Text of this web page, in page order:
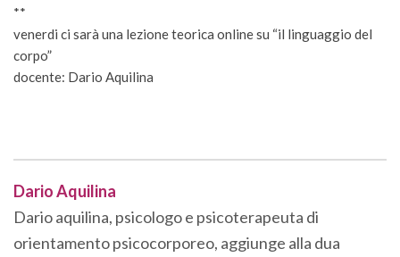
**
venerdi ci sarà una lezione teorica online su “il linguaggio del
corpo”
docente: Dario Aquilina
Dario Aquilina
Dario aquilina, psicologo e psicoterapeuta di
orientamento psicocorporeo, aggiunge alla dua